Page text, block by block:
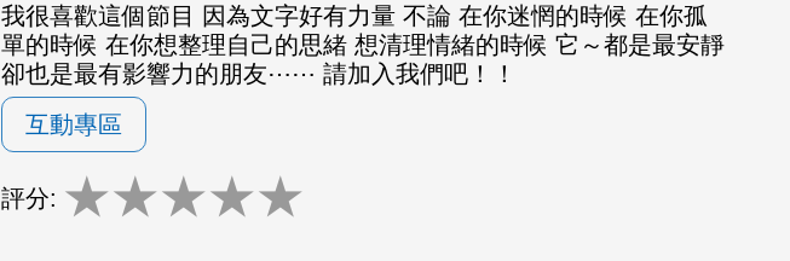
我很喜歡這個節目 因為文字好有力量 不論 在你迷惘的時候 在你孤
單的時候 在你想整理自己的思緒 想清理情緒的時候 它～都是最安靜
卻也是最有影響力的朋友⋯⋯ 請加入我們吧！！
互動專區
評分: ★★★★★